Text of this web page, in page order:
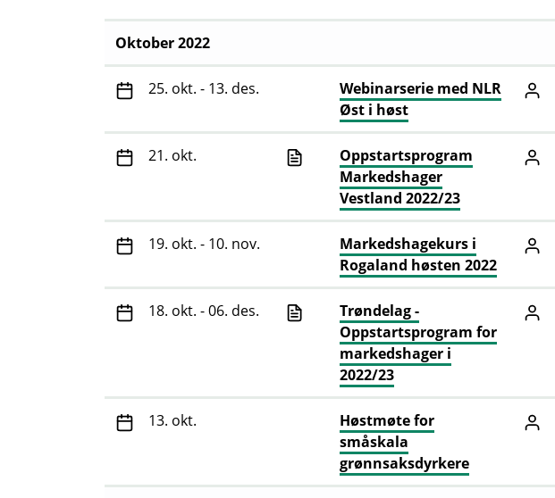
Oktober 2022
25. okt. - 13. des.
Webinarserie med NLR
Øst i høst
21. okt.
Oppstartsprogram
Markedshager
Vestland 2022/23
19. okt. - 10. nov.
Markedshagekurs i
Rogaland høsten 2022
18. okt. - 06. des.
Trøndelag -
Oppstartsprogram for
markedshager i
2022/23
13. okt.
Høstmøte for
småskala
grønnsaksdyrkere